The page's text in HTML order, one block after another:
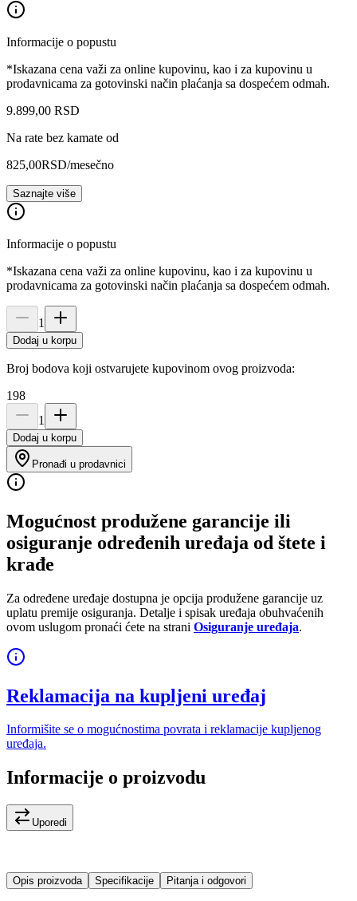
Informacije o popustu
*Iskazana cena važi za online kupovinu, kao i za kupovinu u
prodavnicama za gotovinski način plaćanja sa dospećem odmah.
9.899,00 RSD
Na rate bez kamate od
825,00RSD/mesečno
Saznajte više
Informacije o popustu
*Iskazana cena važi za online kupovinu, kao i za kupovinu u
prodavnicama za gotovinski način plaćanja sa dospećem odmah.
1
Dodaj u korpu
Broj bodova koji ostvarujete kupovinom ovog proizvoda:
198
1
Dodaj u korpu
Pronađi u prodavnici
Mogućnost produžene garancije ili
osiguranje određenih uređaja od štete i
krađe
Za određene uređaje dostupna je opcija produžene garancije uz
uplatu premije osiguranja. Detalje i spisak uređaja obuhvaćenih
ovom uslugom pronaći ćete na strani Osiguranje uređaja.
Reklamacija na kupljeni uređaj
Informišite se o mogućnostima povrata i reklamacije kupljenog
uređaja.
Informacije o proizvodu
Uporedi
Opis proizvoda Specifikacije Pitanja i odgovori